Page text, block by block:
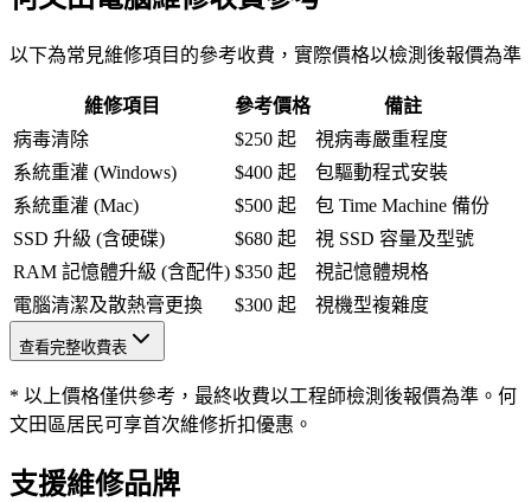
以下為常見維修項目的參考收費，實際價格以檢測後報價為準
維修項目 參考價格
備註
病毒清除
$250 起
視病毒嚴重程度
系統重灌 (Windows)
$400 起
包驅動程式安裝
系統重灌 (Mac)
$500 起
包 Time Machine 備份
SSD 升級 (含硬碟)
$680 起
視 SSD 容量及型號
RAM 記憶體升級 (含配件) $350 起
視記憶體規格
電腦清潔及散熱膏更換
$300 起 視機型複雜度
查看完整收費表
* 以上價格僅供參考，最終收費以工程師檢測後報價為準。何
文田區居民可享首次維修折扣優惠。
支援維修品牌